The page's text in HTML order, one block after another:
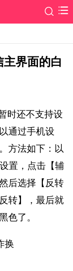
界面的白
还不支持设
通过手机设
方法如下：以
置，点击【辅
后选择【反转
转】，最后就
色了。